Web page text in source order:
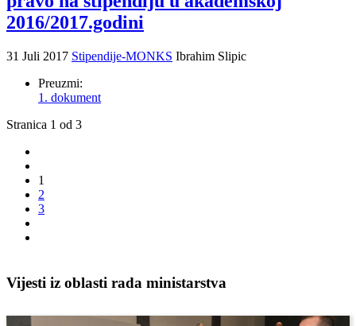
2016/2017.godini
31 Juli 2017 Stipendije-MONKS Ibrahim Slipic
Preuzmi:
1. dokument
Stranica 1 od 3
1
2
3
Vijesti iz oblasti rada ministarstva